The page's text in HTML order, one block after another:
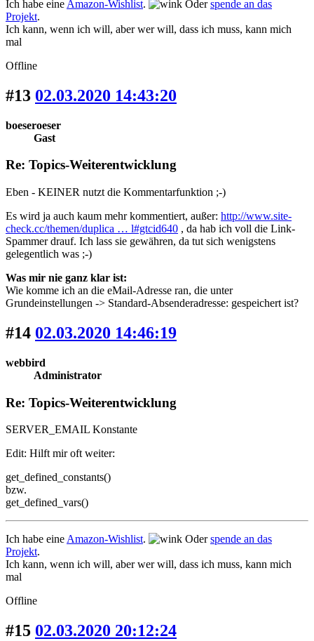
Ich habe eine Amazon-Wishlist. Oderspende an das
Projekt.
Ich kann, wenn ich will, aber wer will, dass ich muss, kann mich
mal
Offline
#13 02.03.2020 14:43:20
boeseroeser
Gast
Re: Topics-Weiterentwicklung
Eben - KEINER nutzt die Kommentarfunktion ;-)
Es wird ja auch kaum mehr kommentiert, außer: http://www.site-
check.cc/themen/duplica … l#gtcid640 , da hab ich voll die Link-
Spammer drauf. Ich lass sie gewähren, da tut sich wenigstens
gelegentlich was ;-)
Was mir nie ganz klar ist:
Wie komme ich an die eMail-Adresse ran, die unter
Grundeinstellungen -> Standard-Absenderadresse: gespeichert ist?
#14 02.03.2020 14:46:19
webbird
Administrator
Re: Topics-Weiterentwicklung
SERVER_EMAIL Konstante
Edit: Hilft mir oft weiter:
get_defined_constants()
bzw.
get_defined_vars()
Ich habe eine Amazon-Wishlist. Oderspende an das
Projekt.
Ich kann, wenn ich will, aber wer will, dass ich muss, kann mich
mal
Offline
#15 02.03.2020 20:12:24